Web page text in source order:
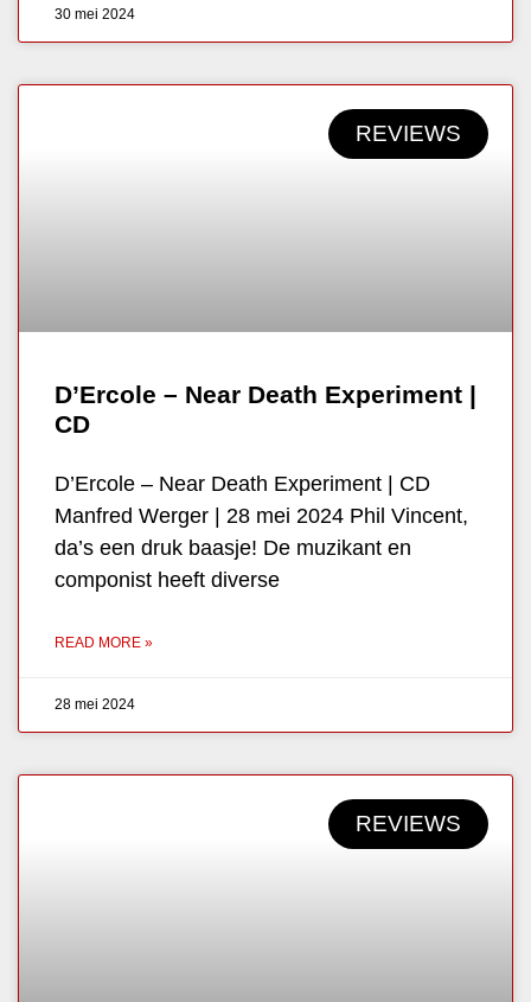
30 mei 2024
REVIEWS
D’Ercole – Near Death Experiment |
CD
D’Ercole – Near Death Experiment | CD
Manfred Werger | 28 mei 2024 Phil Vincent,
da’s een druk baasje! De muzikant en
componist heeft diverse
READ MORE »
28 mei 2024
REVIEWS